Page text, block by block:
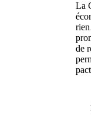
La
de